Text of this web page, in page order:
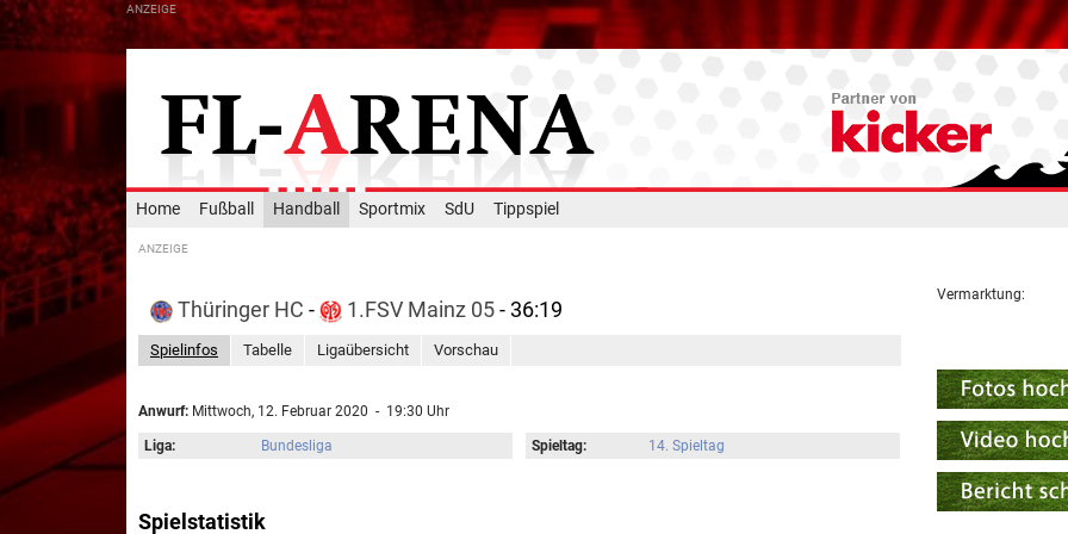
Home Fußball Handball Sportmix SdU Tippspiel
Thüringer HC - 1.FSV Mainz 05- 36:19
Spielinfos Tabelle Ligaübersicht Vorschau
Anwurf: Mittwoch, 12. Februar 2020 - 19:30 Uhr
Liga: Bundesliga Spieltag: 14. Spieltag
Spielstatistik
Vermarktung: